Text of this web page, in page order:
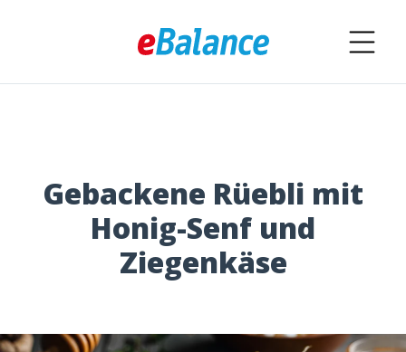
Gebackene Rüebli mit
Honig-Senf und
Ziegenkäse